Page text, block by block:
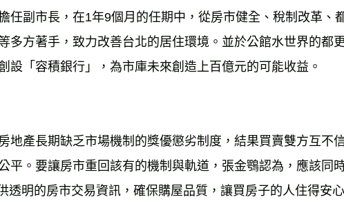
任副市長，在1年9個月的任期中，從房市健全、稅制改革、
多方著手，致力改善台北的居住環境。並於公館水世界的都
設「容積銀行」，為市庫未來創造上百億元的可能收益。
地產長期缺乏市場機制的獎優懲劣制度，結果買賣雙方互不
平。要讓房市重回該有的機制與軌道，張金鶚認為，應該同
透明的房市交易資訊，確保購屋品質，讓買房子的人住得安心